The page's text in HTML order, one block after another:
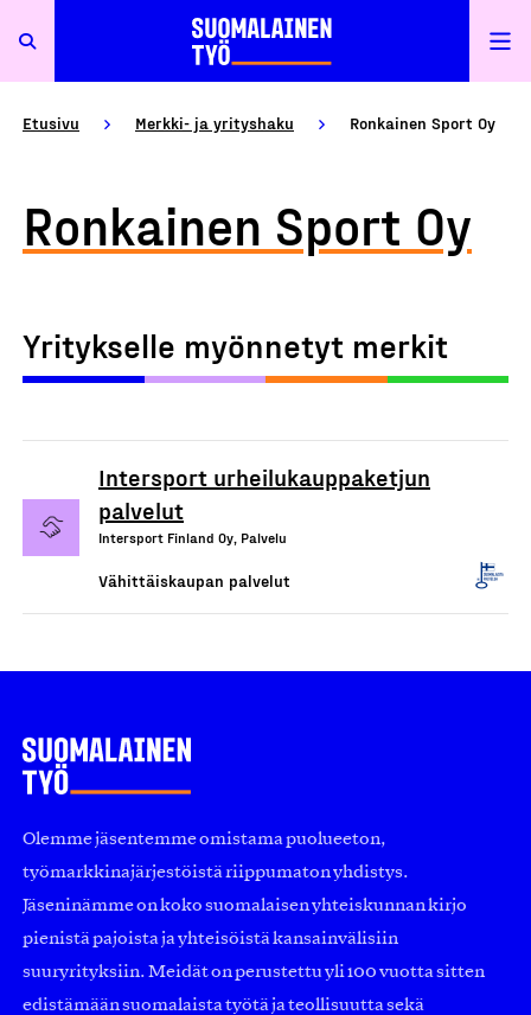
Etusivu Merkki- ja yrityshaku Ronkainen Sport Oy
Ronkainen Sport Oy
Yritykselle myönnetyt merkit
Intersport urheilukauppaketjun
palvelut
Intersport Finland Oy, Palvelu
Vähittäiskaupan palvelut
Olemme jäsentemme omistama puolueeton,
työmarkkinajärjestöistä riippumaton yhdistys.
Jäseninämme on koko suomalaisen yhteiskunnan kirjo
pienistä pajoista ja yhteisöistä kansainvälisiin
suuryrityksiin. Meidät on perustettu yli 100 vuotta sitten
edistämään suomalaista työtä ja teollisuutta sekä